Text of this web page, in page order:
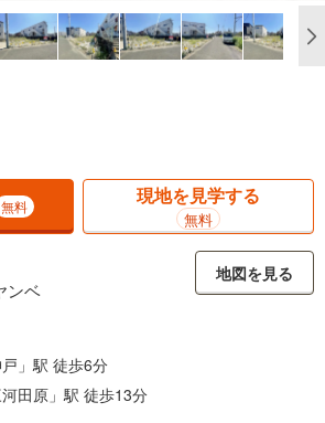
無料 現地を見学する
無料
ンベ
地図を見る
」駅 徒歩6分
田原」駅 徒歩13分